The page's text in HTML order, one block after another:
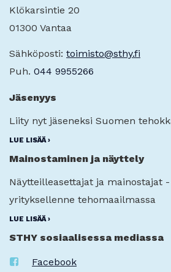
Klökarsintie 20
01300 Vantaa
Sähköposti: toimisto@sthy.fi
Puh. 044 9955266
Jäsenyys
Liity nyt jäseneksi Suomen
LUE LISÄÄ ›
Mainostaminen ja näyttely
Näytteilleasettajat ja mainostajat
yrityksellenne tehomaailmassa
LUE LISÄÄ ›
STHY sosiaalisessa mediassa
Facebook